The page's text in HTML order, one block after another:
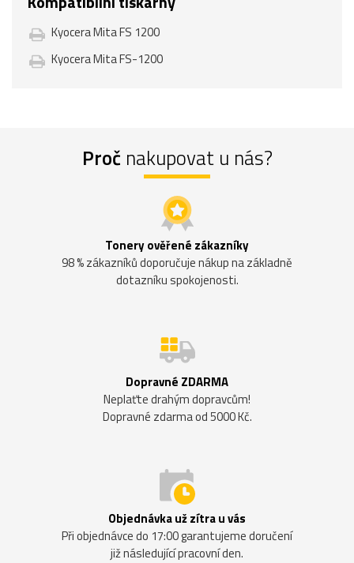
Kyocera Mita FS 1200
Kyocera Mita FS-1200
Proč nakupovat u nás?
Tonery ověřené zákazníky
98 % zákazníků doporučuje nákup na základně
dotazníku spokojenosti.
Dopravné ZDARMA
Neplaťte drahým dopravcům!
Dopravné zdarma od 5000 Kč.
Objednávka už zítra u vás
Při objednávce do 17:00 garantujeme doručení
již následující pracovní den.